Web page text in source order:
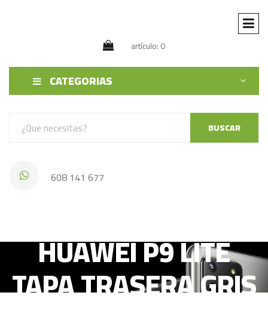
artículo: 0
CATEGORIAS
BUSCAR
608 141 677
HUAWEI P9 LITE
TAPA TRASERA GRIS